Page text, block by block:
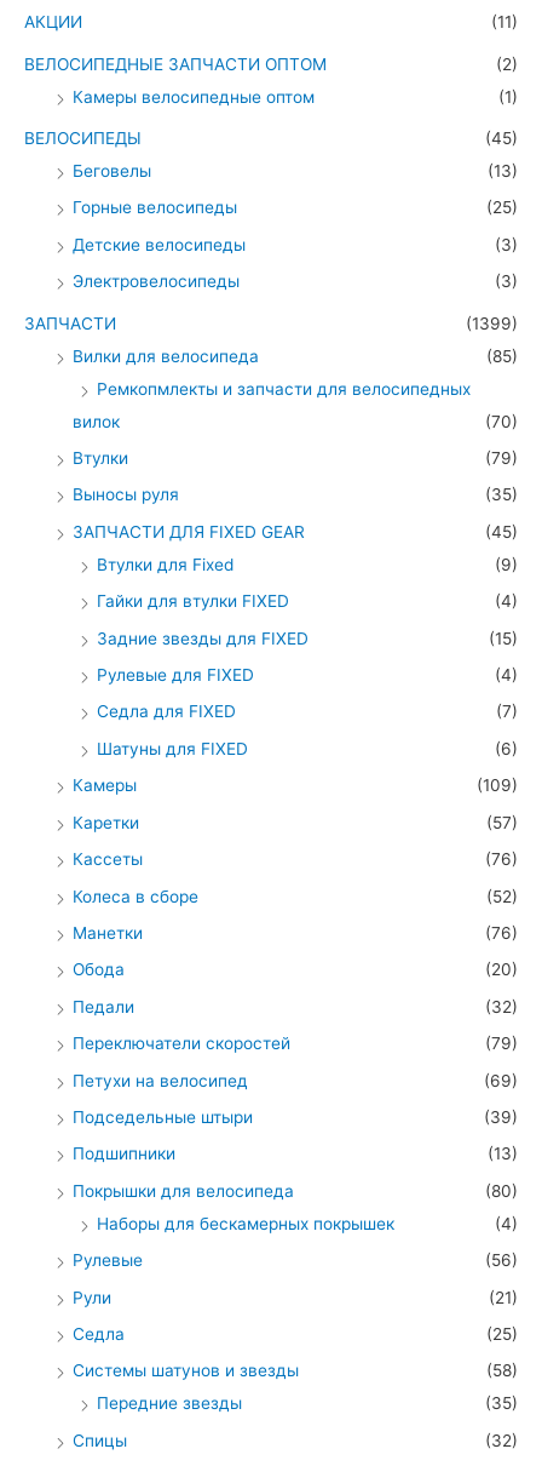
АКЦИИ (11)
ВЕЛОСИПЕДНЫЕ ЗАПЧАСТИ ОПТОМ
(2)
Камеры велосипедные оптом
(1)
ВЕЛОСИПЕДЫ
(45)
Беговелы
(13)
Горные велосипеды
(25)
Детские велосипеды
(3)
Электровелосипеды
(3)
ЗАПЧАСТИ
(1399)
Вилки для велосипеда
(85)
Ремкопмлекты и запчасти для велосипедных
вилок
(70)
Втулки
(79)
Выносы руля
(35)
ЗАПЧАСТИ ДЛЯ FIXED GEAR
(45)
Втулки для Fixed
(9)
Гайки для втулки FIXED
(4)
Задние звезды для FIXED
(15)
Рулевые для FIXED
(4)
Седла для FIXED
(7)
Шатуны для FIXED
(6)
Камеры
(109)
Каретки
(57)
Кассеты
(76)
Колеса в сборе
(52)
Манетки
(76)
Обода
(20)
Педали
(32)
Переключатели скоростей
(79)
Петухи на велосипед
(69)
Подседельные штыри
(39)
Подшипники
(13)
Покрышки для велосипеда
(80)
Наборы для бескамерных покрышек
(4)
Рулевые
(56)
Рули
(21)
Седла
(25)
Системы шатунов и звезды
(58)
Передние звезды
(35)
Спицы
(32)